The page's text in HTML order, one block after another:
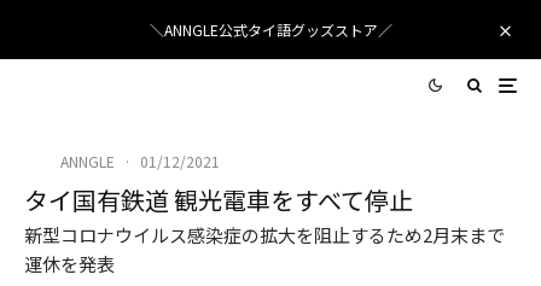
＼ANNGLE公式タイ語グッズストア／
ANNGLE · 01/12/2021
タイ国有鉄道 観光電車をすべて停止
新型コロナウイルス感染症の拡大を阻止するため2月末まで
運休を発表